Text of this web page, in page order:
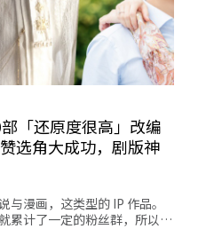
「还原度很高」改编
选角大成功，剧版神
漫画，这类型的 IP 作品。
累计了一定的粉丝群，所以…